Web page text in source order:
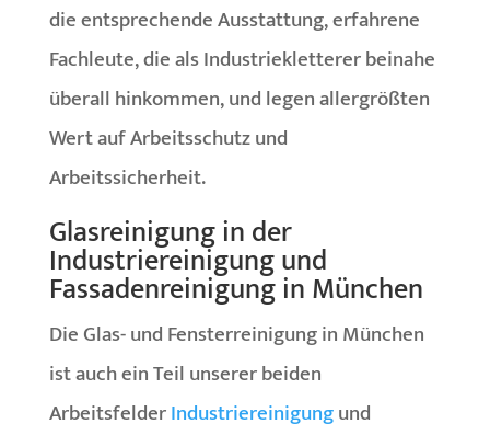
die entsprechende Ausstattung, erfahrene
Fachleute, die als Industriekletterer beinahe
überall hinkommen, und legen allergrößten
Wert auf Arbeitsschutz und
Arbeitssicherheit.
Glasreinigung in der
Industriereinigung und
Fassadenreinigung in München
Die Glas- und Fensterreinigung in München
ist auch ein Teil unserer beiden
ArbeitsfelderIndustriereinigungund